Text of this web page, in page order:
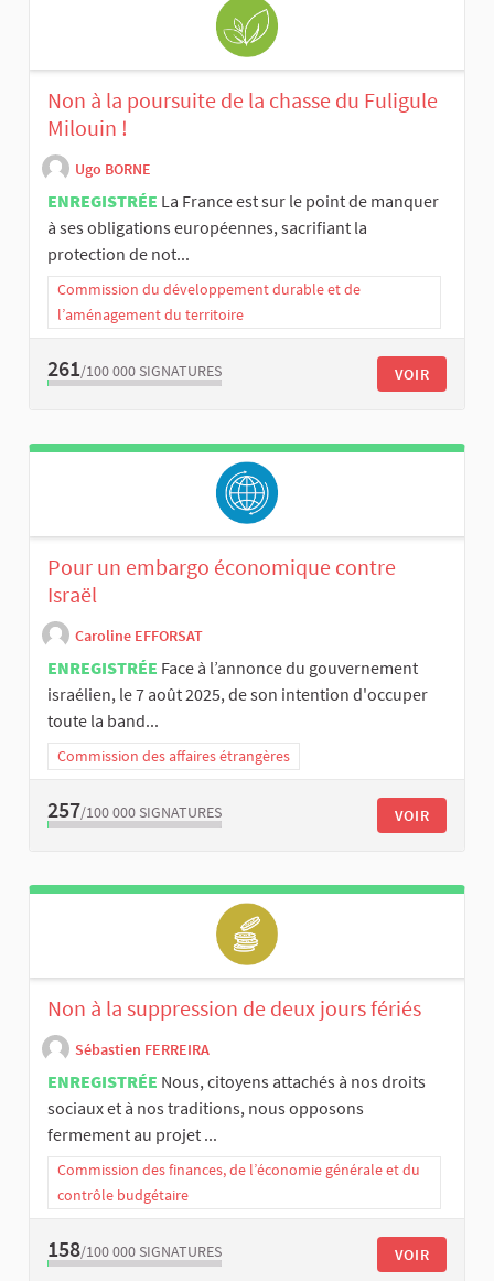
Non à la poursuite de la chasse du Fuligule
Milouin !
Ugo BORNE
ENREGISTRÉE La France est sur le point de manquer
à ses obligations européennes, sacrifiant la
protection de not...
Commission du développement durable et de
l’aménagement du territoire
261/100 000 SIGNATURES VOIR
Pour un embargo économique contre
Israël
Caroline EFFORSAT
ENREGISTRÉE Face à l’annonce du gouvernement
israélien, le 7 août 2025, de son intention d'occuper
toute la band...
Commission des affaires étrangères
257/100 000 SIGNATURES VOIR
Non à la suppression de deux jours fériés
Sébastien FERREIRA
ENREGISTRÉE Nous, citoyens attachés à nos droits
sociaux et à nos traditions, nous opposons
fermement au projet ...
Commission des finances, de l’économie générale et du
contrôle budgétaire
158/100 000 SIGNATURES VOIR